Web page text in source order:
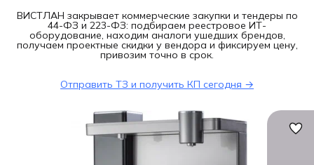
ВИСТЛАН закрывает коммерческие закупки и тендеры по
44-ФЗ и 223-ФЗ: подбираем реестровое ИТ-
оборудование, находим аналоги ушедших брендов,
получаем проектные скидки у вендора и фиксируем цену,
привозим точно в срок.
Отправить ТЗ и получить КП сегодня →